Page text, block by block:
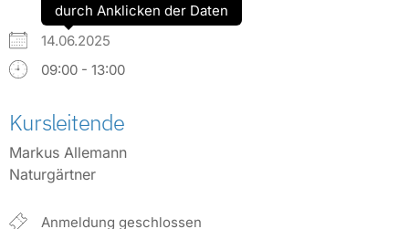
14.06.2025
durch Anklicken der Daten
09:00 - 13:00
Kursleitende
Markus Allemann
Naturgärtner
Anmeldung geschlossen